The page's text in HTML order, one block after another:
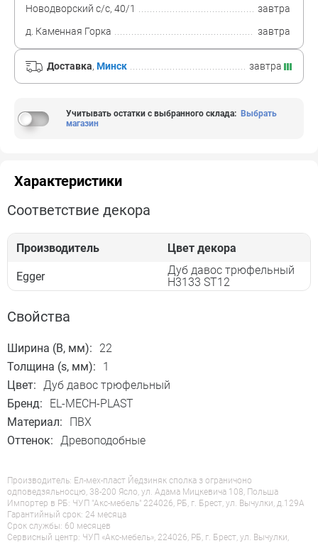
Новодворский с/с, 40/1
завтра
д. Каменная Горка
завтра
Доставка, Минск завтра
Учитывать остатки с выбранного склада: Выбрать
магазин
Характеристики
Соответствие декора
Производитель Цвет декора
Egger
Дуб давос трюфельный
H3133 ST12
Свойства
Ширина (B, мм):
22
Толщина (s, мм):
1
Цвет: Дуб давос трюфельный
Бренд:
EL-MECH-PLAST
Материал:
ПВХ
Оттенок: Древоподобные
Производитель: Ел-мех-пласт Йедзиняк сполка з ограничоно
одповедзяльносцю, 38-200 Ясло, ул. Адама Мицкевича 108, Польша
Импортер в РБ: ЧУП "Акс-мебель" 224026, РБ, г. Брест, ул. Вычулки, д.129А
Гарантийный срок: 24 месяца
Срок службы: 60 месяцев
Сервисный центр: ЧУП «Акс-мебель», 224026, РБ, г. Брест, ул. Вычулки,